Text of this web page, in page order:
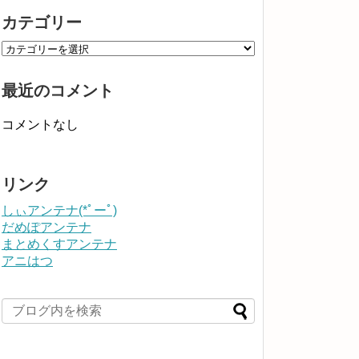
カテゴリー
最近のコメント
コメントなし
リンク
しぃアンテナ(*ﾟーﾟ)
だめぽアンテナ
まとめくすアンテナ
アニはつ